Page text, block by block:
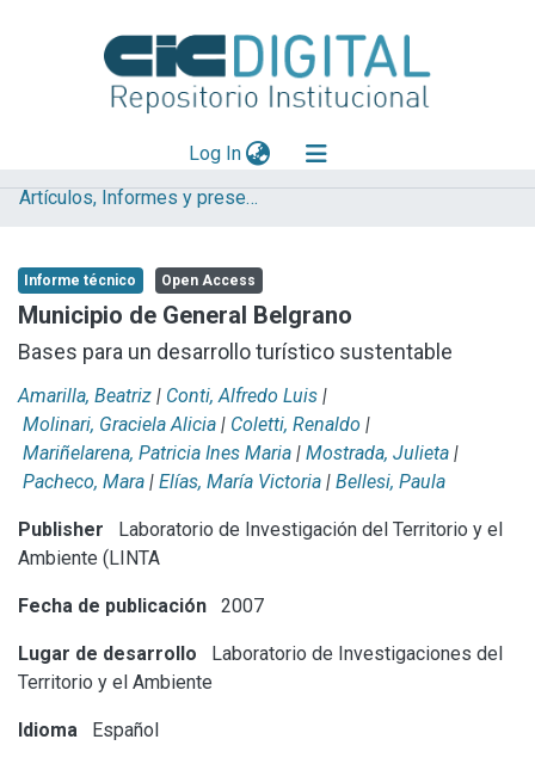
Log In(current)
Explorar
Aportar material
Statistics
Artículos, Informes y presentaciones en Congresos LINTA
Informe técnico Open Access
Municipio de General Belgrano
Bases para un desarrollo turístico sustentable
Amarilla, Beatriz | Conti, Alfredo Luis |
Molinari, Graciela Alicia | Coletti, Renaldo |
Mariñelarena, Patricia Ines Maria | Mostrada, Julieta |
Pacheco, Mara | Elías, María Victoria | Bellesi, Paula
Publisher
Laboratorio de Investigación del Territorio y el
Ambiente (LINTA
Fecha de publicación 2007
Lugar de desarrollo
Laboratorio de Investigaciones del
Territorio y el Ambiente
Idioma Español